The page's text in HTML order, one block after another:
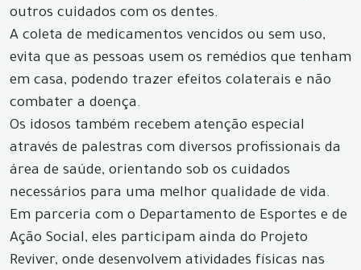
outros cuidados com os dentes.
A coleta de medicamentos vencidos ou sem uso,
evita que as pessoas usem os remédios que tenham
em casa, podendo trazer efeitos colaterais e não
combater a doença.
Os idosos também recebem atenção especial
através de palestras com diversos profissionais da
área de saúde, orientando sob os cuidados
necessários para uma melhor qualidade de vida.
Em parceria com o Departamento de Esportes e de
Ação Social, eles participam ainda do Projeto
Reviver, onde desenvolvem atividades físicas nas